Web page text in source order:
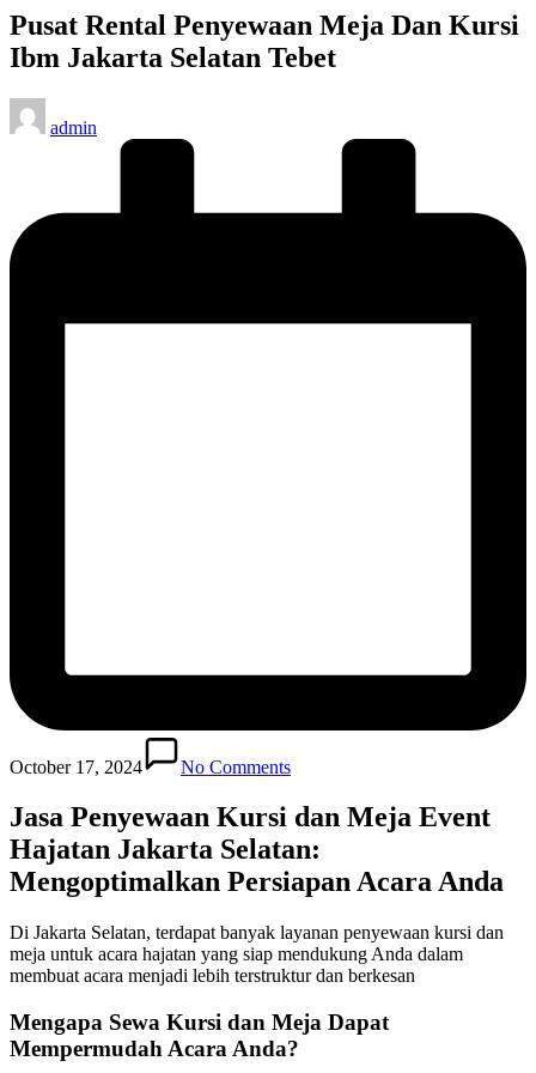
Pusat Rental Penyewaan Meja Dan Kursi
Ibm Jakarta Selatan Tebet
Posted
by
admin
October 17, 2024 No Comments
Jasa Penyewaan Kursi dan Meja Event
Hajatan Jakarta Selatan:
Mengoptimalkan Persiapan Acara Anda
Di Jakarta Selatan, terdapat banyak layanan penyewaan kursi dan
meja untuk acara hajatan yang siap mendukung Anda dalam
membuat acara menjadi lebih terstruktur dan berkesan
Mengapa Sewa Kursi dan Meja Dapat
Mempermudah Acara Anda?